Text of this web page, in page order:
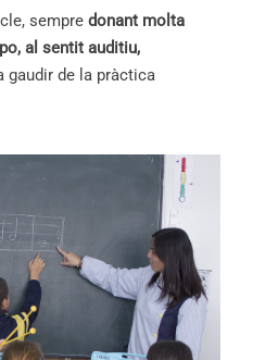
sempre donant molta
al sentit auditiu,
gaudir de la pràctica